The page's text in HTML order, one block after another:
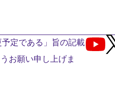
定である」旨の記載
お願い申し上げま
Youtube
X